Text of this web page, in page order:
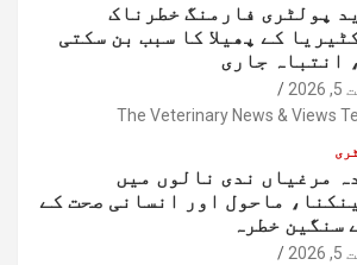
پولٹری فارمنگ خطرناک
کے پھیلا کا سبب بن سکتی
انتباہ جاری
The Veterinary News & Views
مرغیاں ندی نالوں میں
ماحول اور انسانی صحت کے
سنگین خطرہ